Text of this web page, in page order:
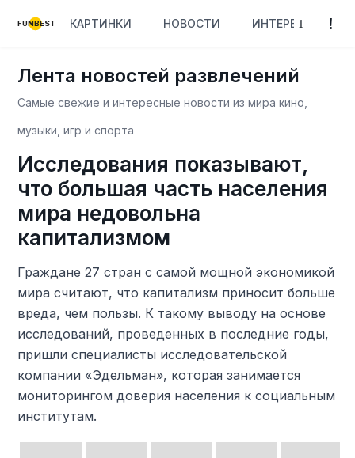
FUNBEST КАРТИНКИ НОВОСТИ ИНТЕРЕСНОЕ
Лента новостей развлечений
Самые свежие и интересные новости из мира кино,
музыки, игр и спорта
Исследования показывают,
что большая часть населения
мира недовольна
капитализмом
Граждане 27 стран с самой мощной экономикой
мира считают, что капитализм приносит больше
вреда, чем пользы. К такому выводу на основе
исследований, проведенных в последние годы,
пришли специалисты исследовательской
компании «Эдельман», которая занимается
мониторингом доверия населения к социальным
институтам.